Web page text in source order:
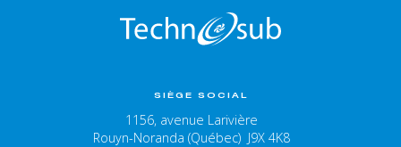
SIÈGE SOCIAL
1156, avenue Larivière
Rouyn-Noranda (Québec) J9X 4K8